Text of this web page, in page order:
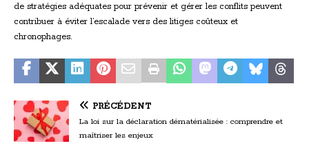
de stratégies adéquates pour prévenir et gérer les conflits peuvent
contribuer à éviter l’escalade vers des litiges coûteux et
chronophages.
PRÉCÉDENT
La loi sur la déclaration dématérialisée : comprendre et
maîtriser les enjeux